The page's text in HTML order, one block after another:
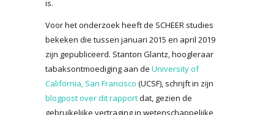
is.
Voor het onderzoek heeft de SCHEER studies
bekeken die tussen januari 2015 en april 2019
zijn gepubliceerd. Stanton Glantz, hoogleraar
tabaksontmoediging aan de University of
California, San Francisco (UCSF), schrijft in zijn
blogpost over dit rapportdat, gezien de
gebruikelijke vertraging in wetenschappelijke